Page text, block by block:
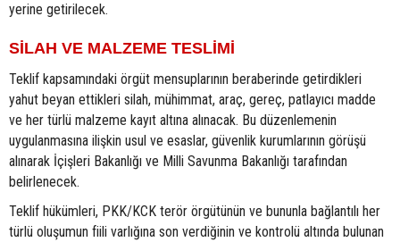
yerine getirilecek.
SİLAH VE MALZEME TESLİMİ
Teklif kapsamındaki örgüt mensuplarının beraberinde getirdikleri
yahut beyan ettikleri silah, mühimmat, araç, gereç, patlayıcı madde
ve her türlü malzeme kayıt altına alınacak. Bu düzenlemenin
uygulanmasına ilişkin usul ve esaslar, güvenlik kurumlarının görüşü
alınarak İçişleri Bakanlığı ve Milli Savunma Bakanlığı tarafından
belirlenecek.
Teklif hükümleri, PKK/KCK terör örgütünün ve bununla bağlantılı her
türlü oluşumun fiili varlığına son verdiğinin ve kontrolü altında bulunan